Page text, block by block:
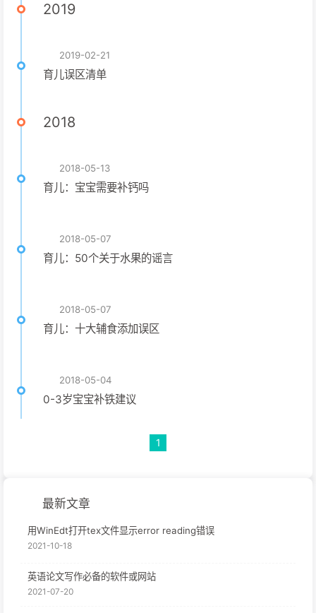
2019
2019-02-21
育儿误区清单
2018
2018-05-13
育儿：宝宝需要补钙吗
2018-05-07
育儿：50个关于水果的谣言
2018-05-07
育儿：十大辅食添加误区
2018-05-04
0-3岁宝宝补铁建议
1
最新文章
用WinEdt打开tex文件显示error reading错误
2021-10-18
英语论文写作必备的软件或网站
2021-07-20